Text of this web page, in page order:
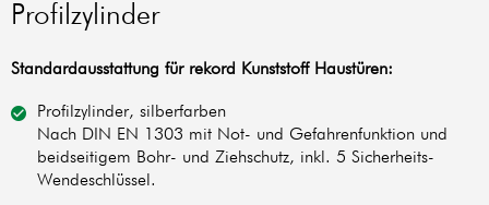
Profilzylinder
Standardausstattung für rekord Kunststoff Haustüren:
Profilzylinder, silberfarben
Nach DIN EN 1303 mit Not- und Gefahrenfunktion und
beidseitigem Bohr- und Ziehschutz, inkl. 5 Sicherheits-
Wendeschlüssel.